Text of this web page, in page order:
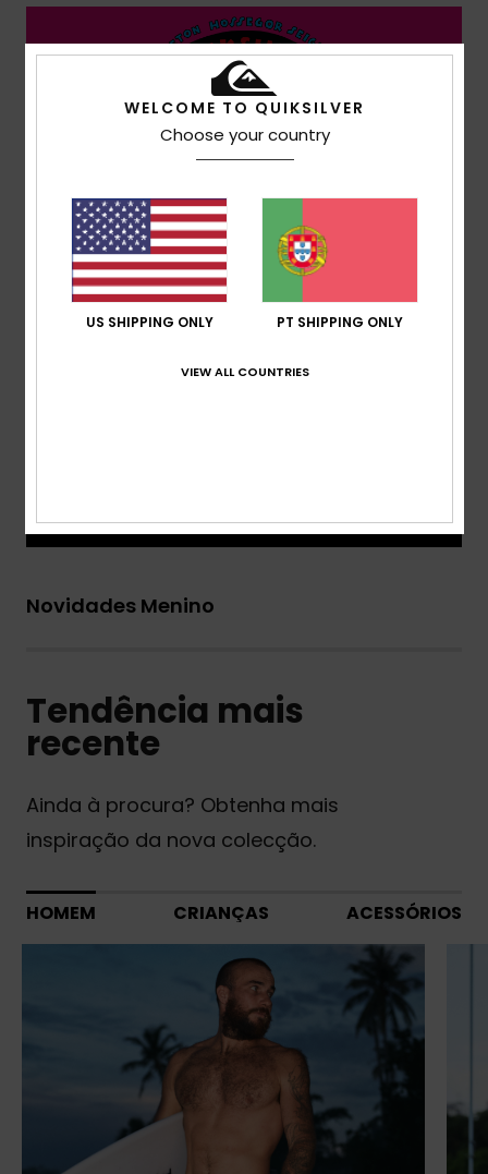
Novidades Menino
Tendência mais
recente
Ainda à procura? Obtenha mais
inspiração da nova colecção.
HOMEM CRIANÇAS ACESSÓRIOS
WELCOME TO QUIKSILVER
Choose your country
US SHIPPING ONLY PT SHIPPING ONLY
VIEW ALL COUNTRIES